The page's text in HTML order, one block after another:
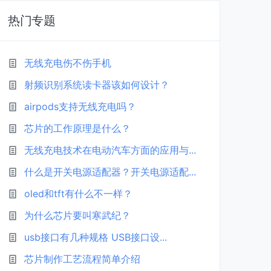
热门专题
无线充电伤不伤手机
射频识别系统读卡器该如何设计？
airpods支持无线充电吗？
芯片的工作原理是什么？
无线充电技术在电动汽车方面的应用与...
什么是开关电源适配器？开关电源适配...
oled和tft有什么不一样？
为什么芯片要叫寒武纪？
usb接口有几种规格 USB接口设...
芯片制作工艺流程简单介绍